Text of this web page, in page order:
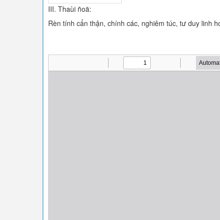
III. Thaùi ñoä:
Rèn tính cẩn thận, chính các, nghiêm túc, tư duy linh